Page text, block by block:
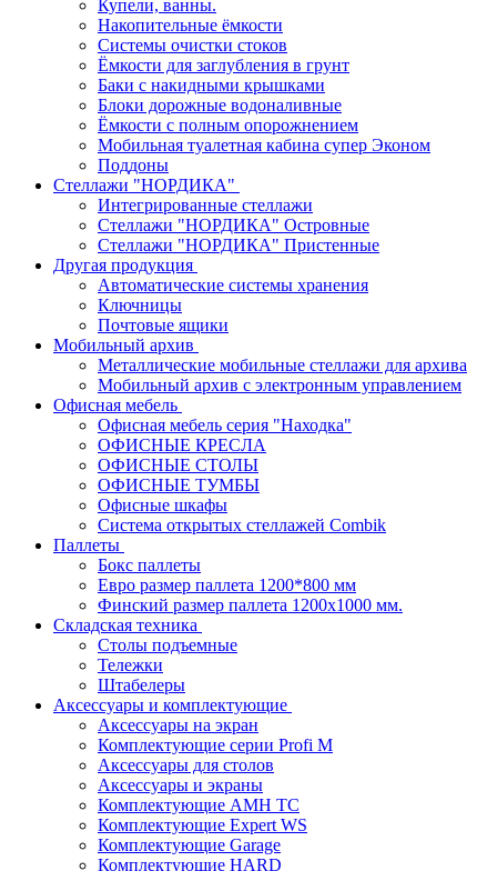
Купели, ванны.
Накопительные ёмкости
Системы очистки стоков
Ёмкости для заглубления в грунт
Баки с накидными крышками
Блоки дорожные водоналивные
Ёмкости с полным опорожнением
Мобильная туалетная кабина супер Эконом
Поддоны
Стеллажи "НОРДИКА"
Интегрированные стеллажи
Стеллажи "НОРДИКА" Островные
Стеллажи "НОРДИКА" Пристенные
Другая продукция
Автоматические системы хранения
Ключницы
Почтовые ящики
Мобильный архив
Металлические мобильные стеллажи для архива
Мобильный архив с электронным управлением
Офисная мебель
Офисная мебель серия "Находка"
ОФИСНЫЕ КРЕСЛА
ОФИСНЫЕ СТОЛЫ
ОФИСНЫЕ ТУМБЫ
Офисные шкафы
Система открытых стеллажей Combik
Паллеты
Бокс паллеты
Евро размер паллета 1200*800 мм
Финский размер паллета 1200х1000 мм.
Складская техника
Столы подъемные
Тележки
Штабелеры
Аксессуары и комплектующие
Аксессуары на экран
Комплектующие серии Profi M
Аксессуары для столов
Аксессуары и экраны
Комплектующие AMH TC
Комплектующие Expert WS
Комплектующие Garage
Комплектующие HARD